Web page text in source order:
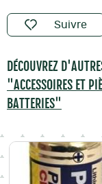
Suivre
DÉCOUVREZ
"ACCESSOIRES ET
BATTERIES"